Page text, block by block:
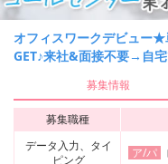
オフィスワークデビュー
GET♪来社&面接不要→自
募集情報
募集職種
データ入力、タイ
ピング
ア/パ